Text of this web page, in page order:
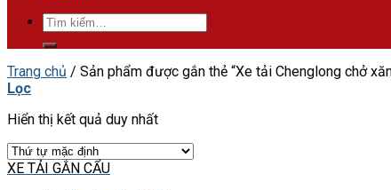
Tìm
kiếm:
Trang chủ / Sản phẩm được gắn thẻ “Xe tải Chenglong chở
Lọc
Hiển thị kết quả duy nhất
XE TẢI GẮN CẨU